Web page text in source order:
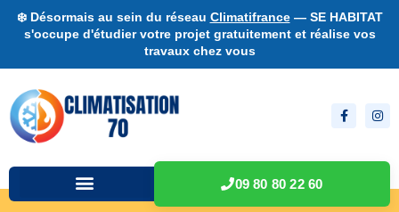
❄️ Désormais au sein du réseau Climatifrance— SE HABITAT
s'occupe d'étudier votre projet gratuitement et réalise vos
travaux chez vous
09 80 80 22 60